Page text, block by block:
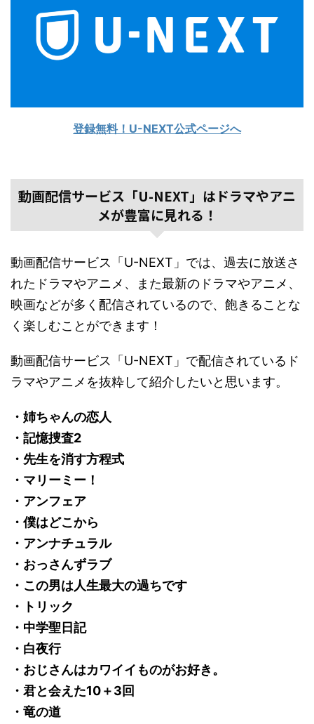
登録無料！U-NEXT公式ページへ
動画配信サービス「U-NEXT」はドラマやアニ
メが豊富に見れる！
動画配信サービス「U-NEXT」では、過去に放送さ
れたドラマやアニメ、また最新のドラマやアニメ、
映画などが多く配信されているので、飽きることな
く楽しむことができます！
動画配信サービス「U-NEXT」で配信されているド
ラマやアニメを抜粋して紹介したいと思います。
・姉ちゃんの恋人
・記憶捜査2
・先生を消す方程式
・マリーミー！
・アンフェア
・僕はどこから
・アンナチュラル
・おっさんずラブ
・この男は人生最大の過ちです
・トリック
・中学聖日記
・白夜行
・おじさんはカワイイものがお好き。
・君と会えた10＋3回
・竜の道